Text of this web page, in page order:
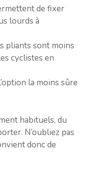
de fixer
lourds à
pliants sont moins
cyclistes en
la moins sûre
habituels, du
N’oubliez pas
donc de